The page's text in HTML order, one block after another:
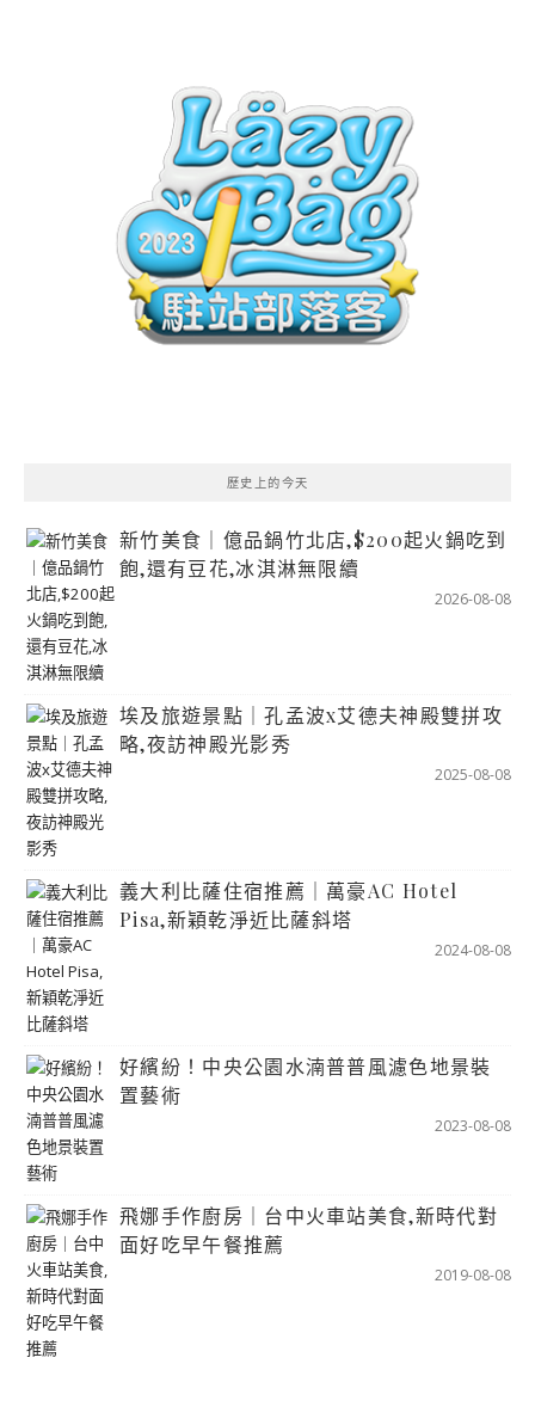
歷史上的今天
新竹美食｜億品鍋竹北店,$200起火鍋吃到
飽,還有豆花,冰淇淋無限續
2026-08-08
埃及旅遊景點｜孔孟波x艾德夫神殿雙拼攻
略,夜訪神殿光影秀
2025-08-08
義大利比薩住宿推薦｜萬豪AC Hotel
Pisa,新穎乾淨近比薩斜塔
2024-08-08
好繽紛！中央公園水湳普普風濾色地景裝
置藝術
2023-08-08
飛娜手作廚房｜台中火車站美食,新時代對
面好吃早午餐推薦
2019-08-08